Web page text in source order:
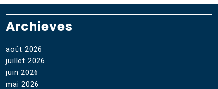
Archieves
août 2026
juillet 2026
juin 2026
mai 2026